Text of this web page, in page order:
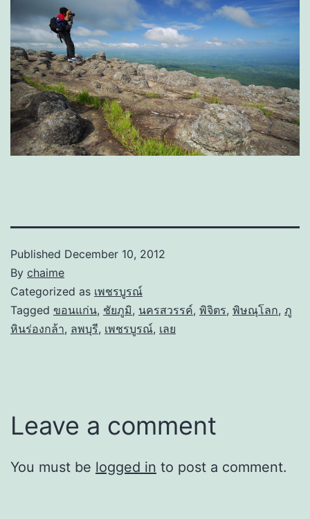
Published December 10, 2012
By chaime
Categorized as เพชรบูรณ์
Tagged ขอนแก่น, ชัยภูมิ, นครสวรรค์, พิจิตร, พิษณุโลก, ภู
หินร่องกล้า, ลพบุรี, เพชรบูรณ์, เลย
Leave a comment
You must be logged in to post a comment.